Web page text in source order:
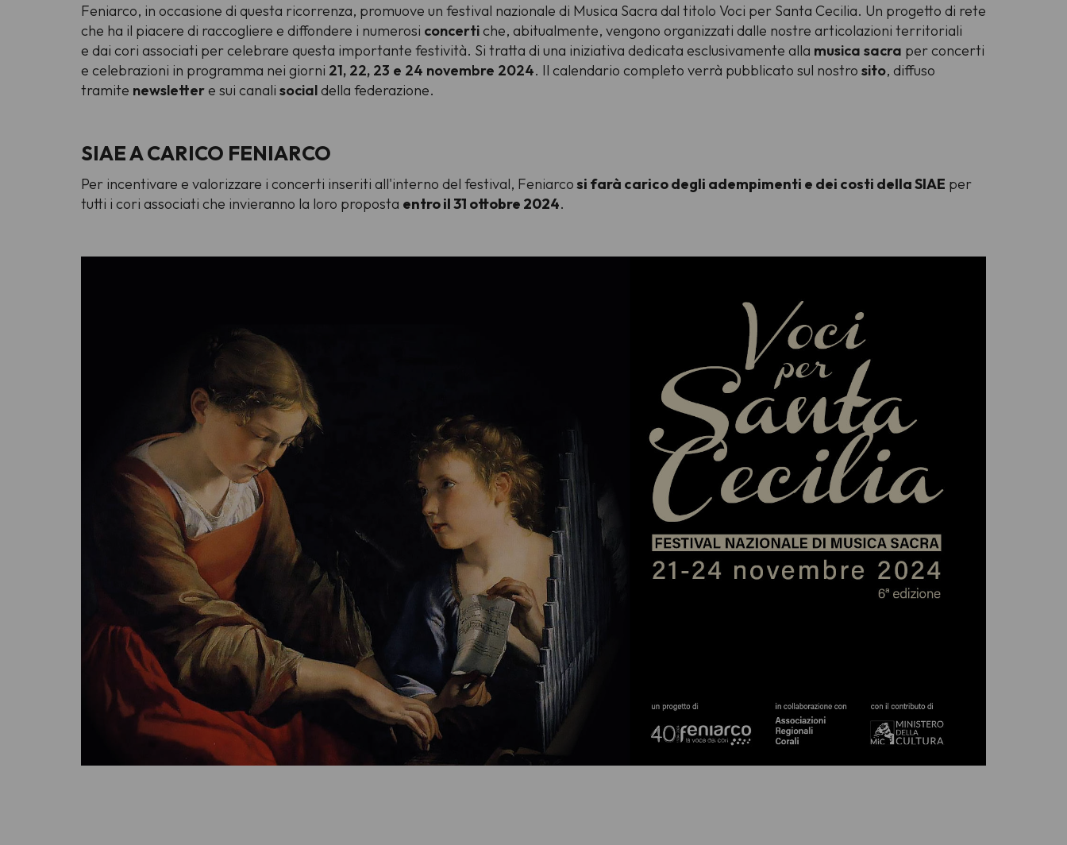
Feniarco, in occasione di questa ricorrenza, promuove un festival nazionale di Musica Sacra dal titolo Voci per Santa Cecilia. Un progetto di rete
che ha il piacere di raccogliere e diffondere i numerosi concertiche, abitualmente, vengono organizzati dalle nostre articolazioni territoriali
e dai cori associati per celebrare questa importante festività. Si tratta di una iniziativa dedicata esclusivamente alla musica sacra per concerti
e celebrazioni in programma nei giorni 21, 22, 23 e 24 novembre 2024. Il calendario completo verrà pubblicato sul nostro sito, diffuso
tramite newslettere sui canali socialdella federazione.
SIAE A CARICO FENIARCO
Per incentivare e valorizzare i concerti inseriti all'interno del festival, Feniarcosi farà carico degli adempimenti e dei costi della SIAE per
tutti i cori associati che invieranno la loro proposta entro il 31 ottobre 2024.